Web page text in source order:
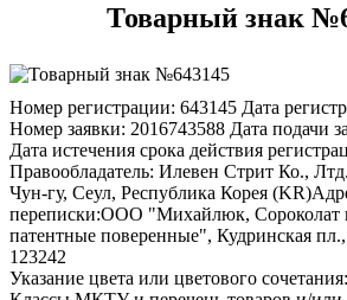
Товарный знак
Номер регистрации: 643145 Дата
Номер заявки: 2016743588 Дата подачи
Дата истечения срока действия
Правообладатель: Илевен Стрит Ко.,
Чун-гу, Сеул, Республика Корея (KR)
переписки:ООО "Михайлюк, Сороколат
патентные поверенные", Кудринская
123242
Указание цвета или цветового сочетания: